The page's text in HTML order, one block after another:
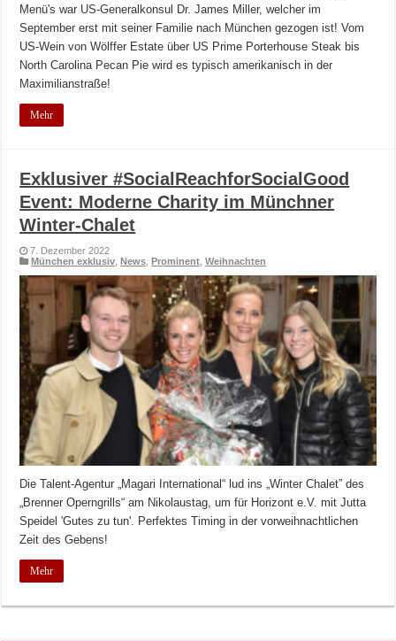
Menü's war US-Generalkonsul Dr. James Miller, welcher im
September erst mit seiner Familie nach München gezogen ist! Vom
US-Wein von Wölffer Estate über US Prime Porterhouse Steak bis
North Carolina Pecan Pie wird es typisch amerikanisch in der
Maximilianstraße!
Mehr
Exklusiver #SocialReachforSocialGood
Event: Moderne Charity im Münchner
Winter-Chalet
7. Dezember 2022
München exklusiv ,News ,Prominent ,Weihnachten
Die Talent-Agentur „Magari International“ lud ins „Winter Chalet” des
„Brenner Operngrills“ am Nikolaustag, um für Horizont e.V. mit Jutta
Speidel 'Gutes zu tun'. Perfektes Timing in der vorweihnachtlichen
Zeit des Gebens!
Mehr